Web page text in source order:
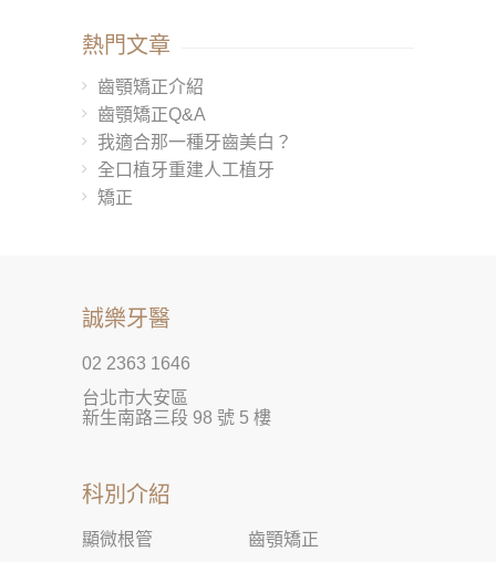
熱門文章
齒顎矯正介紹
齒顎矯正Q&A
我適合那一種牙齒美白？
全口植牙重建人工植牙
矯正
誠樂牙醫
02 2363 1646
台北市大安區
新生南路三段 98 號 5 樓
科別介紹
顯微根管 齒顎矯正